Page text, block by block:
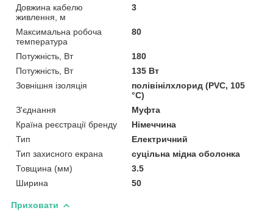
Довжина кабелю
живлення, м
3
Максимальна робоча
температура
80
Потужність, Вт
180
Потужність, Вт
135 Вт
Зовнішня ізоляція
полівінілхлорид (PVC, 105
°C)
З'єднання
Муфта
Країна реєстрації бренду
Німеччина
Тип
Електричний
Тип захисного екрана
суцільна мідна оболонка
Товщина (мм)
3.5
Ширина
50
Приховати